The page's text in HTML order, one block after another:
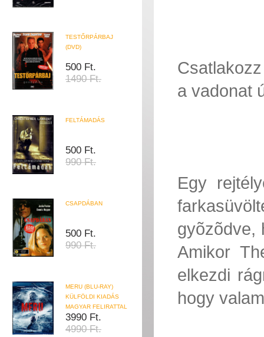
TESTŐRPÁRBAJ
(DVD)
500 Ft.
1490 Ft.
FELTÁMADÁS
500 Ft.
990 Ft.
CSAPDÁBAN
500 Ft.
990 Ft.
MERU (BLU-RAY)
KÜLFÖLDI KIADÁS
MAGYAR FELIRATTAL
3990 Ft.
4990 Ft.
a vadonat
Egy
gyõzõdve,
Amikor
elkezdi
hogy